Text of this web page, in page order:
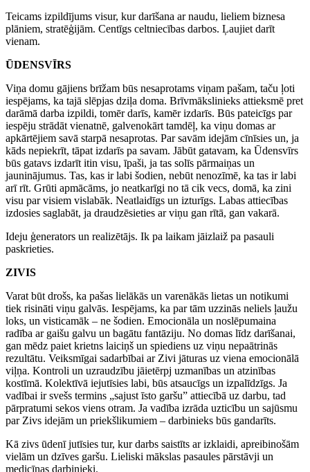
Teicams izpildījums visur, kur darīšana ar naudu, lieliem biznesa
plāniem, stratēģijām. Centīgs celtniecības darbos. Ļaujiet darīt
vienam.
ŪDENSVĪRS
Viņa domu gājiens brīžam būs nesaprotams viņam pašam, taču ļoti
iespējams, ka tajā slēpjas dziļa doma. Brīvmākslinieks attieksmē pret
darāmā darba izpildi, tomēr darīs, kamēr izdarīs. Būs pateicīgs par
iespēju strādāt vienatnē, galvenokārt tamdēļ, ka viņu domas ar
apkārtējiem savā starpā nesaprotas. Par savām idejām cīnīsies un, ja
kāds nepiekrīt, tāpat izdarīs pa savam. Jābūt gatavam, ka Ūdensvīrs
būs gatavs izdarīt itin visu, īpaši, ja tas solīs pārmaiņas un
jauninājumus. Tas, kas ir labi šodien, nebūt nenozīmē, ka tas ir labi
arī rīt. Grūti apmācāms, jo neatkarīgi no tā cik vecs, domā, ka zini
visu par visiem vislabāk. Neatlaidīgs un izturīgs. Labas attiecības
izdosies saglabāt, ja draudzēsieties ar viņu gan rītā, gan vakarā.
Ideju ģenerators un realizētājs. Ik pa laikam jāizlaiž pa pasauli
paskrieties.
ZIVIS
Varat būt drošs, ka pašas lielākās un varenākās lietas un notikumi
tiek risināti viņu galvās. Iespējams, ka par tām uzzinās neliels ļaužu
loks, un visticamāk – ne šodien. Emocionāla un noslēpumaina
radība ar gaišu galvu un bagātu fantāziju. No domas līdz darīšanai,
gan mēdz paiet krietns laiciņš un spiediens uz viņu nepaātrinās
rezultātu. Veiksmīgai sadarbībai ar Zivi jāturas uz viena emocionālā
viļņa. Kontroli un uzraudzību jāietērpj uzmanības un atzinības
kostīmā. Kolektīvā iejutīsies labi, būs atsaucīgs un izpalīdzīgs. Ja
vadībai ir svešs termins „sajust īsto garšu” attiecībā uz darbu, tad
pārpratumi sekos viens otram. Ja vadība izrāda uzticību un sajūsmu
par Zivs idejām un priekšlikumiem – darbinieks būs gandarīts.
Kā zivs ūdenī jutīsies tur, kur darbs saistīts ar izklaidi, apreibinošām
vielām un dzīves garšu. Lieliski mākslas pasaules pārstāvji un
medicīnas darbinieki.